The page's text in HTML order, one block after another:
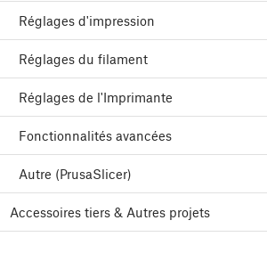
Réglages d'impression
Réglages du filament
Réglages de l'Imprimante
Fonctionnalités avancées
Autre (PrusaSlicer)
Accessoires tiers & Autres projets